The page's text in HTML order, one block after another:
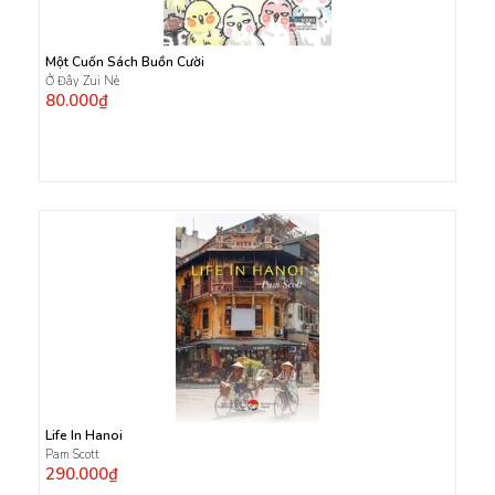
Một Cuốn Sách Buồn Cười
Ở Đây Zui Nè
80.000₫
Life In Hanoi
Pam Scott
290.000₫